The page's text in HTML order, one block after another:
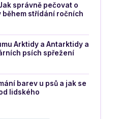
správně pečovat o
během střídání ročních
Arktidy a Antarktidy a
psích spřežení
barev u psů a jak se
lidského